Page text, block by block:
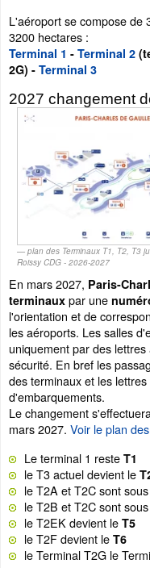
L'aéroport se compose de
3200 hectares :
Terminal 1 - Terminal 2
2G) - Terminal 3
2027 changement
plan des Terminaux T1, T2, T3
Roissy CDG - 2026-2027
En mars 2027, Paris-
terminaux par une
l'orientation et de
les aéroports. Les salles
uniquement par des
sécurité. En bref les
des terminaux et les
d'embarquements.
Le changement
mars 2027. Voir le plan
Le terminal 1 reste T1
le T3 actuel devient le
le T2A et T2C sont
le T2B et T2C sont
le T2EK devient le T5
le T2F devient le T6
le Terminal T2G le